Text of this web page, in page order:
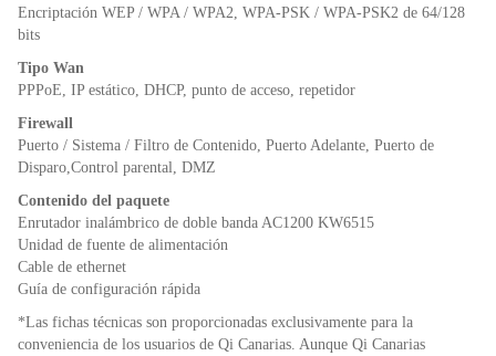
Encriptación WEP / WPA / WPA2, WPA-PSK / WPA-PSK2 de 64/128
bits
Tipo Wan
PPPoE, IP estático, DHCP, punto de acceso, repetidor
Firewall
Puerto / Sistema / Filtro de Contenido, Puerto Adelante, Puerto de
Disparo,Control parental, DMZ
Contenido del paquete
Enrutador inalámbrico de doble banda AC1200 KW6515
Unidad de fuente de alimentación
Cable de ethernet
Guía de configuración rápida
*Las fichas técnicas son proporcionadas exclusivamente para la
conveniencia de los usuarios de Qi Canarias. Aunque Qi Canarias